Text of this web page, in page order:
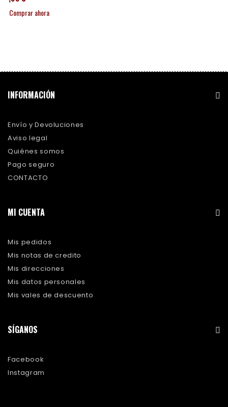
Comprar ahora
INFORMACIÓN
Envío y Devoluciones
Aviso legal
Quiénes somos
Pago seguro
CONTACTO
MI CUENTA
Mis pedidos
Mis notas de credito
Mis direcciones
Mis datos personales
Mis vales de descuento
SÍGANOS
Facebook
Instagram